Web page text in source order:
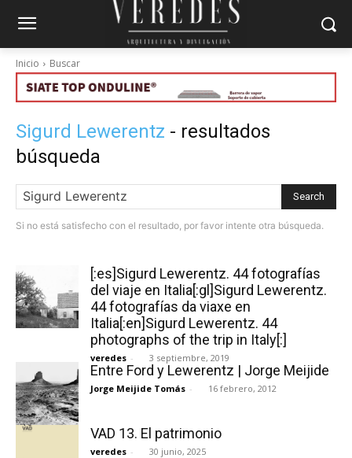
Inicio Buscar
Sigurd Lewerentz - resultados
búsqueda
Search
Si no está satisfecho con el resultado, por favor intente otra búsqueda.
[:es]Sigurd Lewerentz. 44 fotografías
del viaje en Italia[:gl]Sigurd Lewerentz.
44 fotografías da viaxe en
Italia[:en]Sigurd Lewerentz. 44
photographs of the trip in Italy[:]
veredes - 3 septiembre, 2019
Entre Ford y Lewerentz | Jorge Meijide
Jorge Meijide Tomás - 16 febrero, 2012
VAD 13. El patrimonio
veredes - 30 junio, 2025